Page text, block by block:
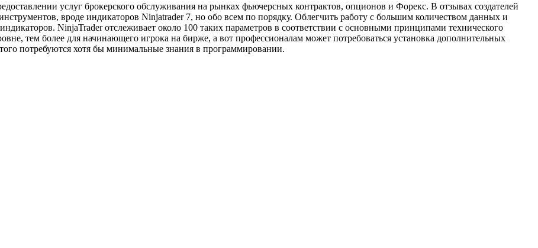
услуг брокерского обслуживания на рынках фьючерсных контрактов, опционов и Форекс. В отзывах создателей
вроде индикаторов Ninjatrader 7, но обо всем по порядку. Облегчить работу с большим количеством данных и
NinjaTrader отслеживает около 100 таких параметров в соответствии с основными принципами технического
тем более для начинающего игрока на бирже, а вот профессионалам может потребоваться установка дополнительных
потребуются хотя бы минимальные знания в программировании.